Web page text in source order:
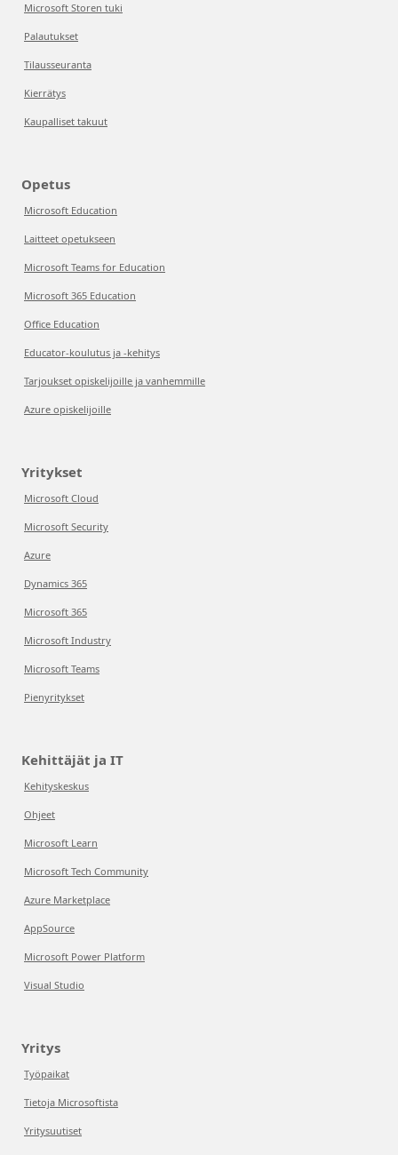
Microsoft Storen tuki
Palautukset
Tilausseuranta
Kierrätys
Kaupalliset takuut
Opetus
Microsoft Education
Laitteet opetukseen
Microsoft Teams for Education
Microsoft 365 Education
Office Education
Educator-koulutus ja -kehitys
Tarjoukset opiskelijoille ja vanhemmille
Azure opiskelijoille
Yritykset
Microsoft Cloud
Microsoft Security
Azure
Dynamics 365
Microsoft 365
Microsoft Industry
Microsoft Teams
Pienyritykset
Kehittäjät ja IT
Kehityskeskus
Ohjeet
Microsoft Learn
Microsoft Tech Community
Azure Marketplace
AppSource
Microsoft Power Platform
Visual Studio
Yritys
Työpaikat
Tietoja Microsoftista
Yritysuutiset